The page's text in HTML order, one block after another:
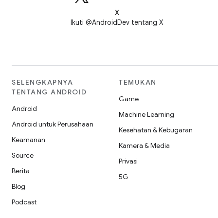
X
Ikuti @AndroidDev tentang X
SELENGKAPNYA
TENTANG ANDROID
Android
Android untuk Perusahaan
Keamanan
Source
Berita
Blog
Podcast
TEMUKAN
Game
Machine Learning
Kesehatan & Kebugaran
Kamera & Media
Privasi
5G